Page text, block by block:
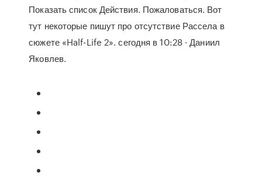
Показать список Действия. Пожаловаться. Вот
тут некоторые пишут про отсутствие Рассела в
сюжете «Half-Life 2». сегодня в 10:28 · Даниил
Яковлев.